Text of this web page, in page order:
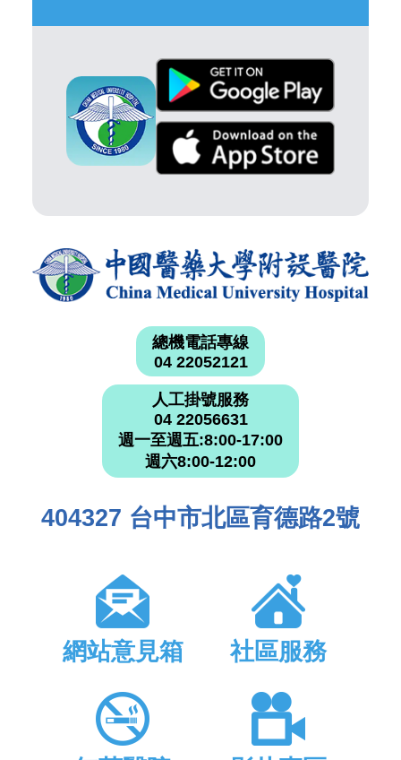
總機電話專線
04 22052121
人工掛號服務
04 22056631
週一至週五:8:00-17:00
週六8:00-12:00
404327 台中市北區育德路2號
網站意見箱 社區服務